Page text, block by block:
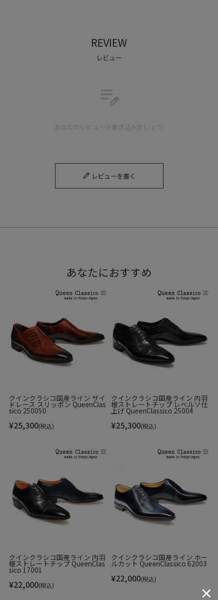
人気のイントレチャートをデザインの軸としたインパクト溢
染料を丸く描きながら、何層にも染色を施すWIND(ウインド)
ブラックでありながら、素材の革の上質感を感じさせる深み
ある色合い。
靴底はレザーとラバーを組み合わせたコンビネーションソー
REVIEW
レビュー
edit_note
あなたのレビューを書き込みましょう!
レビューを書く
あなたにおすすめ
クインクラシコ国産ライン サイ
ドレース スリッポン QueenClas
sico 250050
¥25,300(税込)
クインクラシコ国産ライン 内羽
根ストレートチップ レベルソ仕
上げ QueenClassico 25004
¥25,300(税込)
クインクラシコ国産ライン 内羽
根ストレートチップ QueenClas
sico 17001
¥22,000(税込)
クインクラシコ国産ライン ホー
ルカット QueenClassico 62003
¥22,000(税込)